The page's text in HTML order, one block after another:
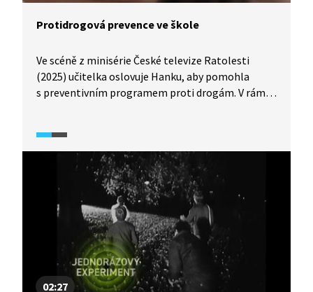
Protidrogová prevence ve škole
Ve scéně z minisérie České televize Ratolesti
(2025) učitelka oslovuje Hanku, aby pomohla
s preventivním programem proti drogám. V rámci
než dvě třetiny třídy něco berou (od cigaret
a alkoholu až po THC, „emko“ či léky na deprese).
Učitelka se snaží o důvěru, ale realita je šokující
a ukazují se limity preventivních programů.
02:27